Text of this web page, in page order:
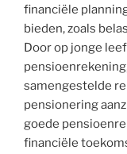
financiële
bieden, zoals
Door op jonge
samengestelde
pensionering
goede
financiële